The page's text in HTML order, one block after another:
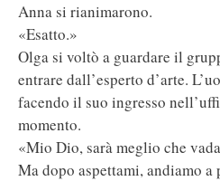
Anna si rianimarono.
«Esatto.»
Olga si voltò a guardare il
entrare dall’esperto d’arte.
facendo il suo ingresso
momento.
«Mio Dio, sarà meglio che
Ma dopo aspettami, andiamo a